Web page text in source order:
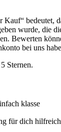
Kauf“ bedeutet,
wurde, die
Bewerten
bei uns
Sternen.
klasse
für dich